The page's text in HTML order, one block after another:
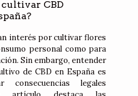
cultivar CBD
interés por cultivar flores
personal como para
Sin embargo, entender
de CBD en España es
consecuencias legales